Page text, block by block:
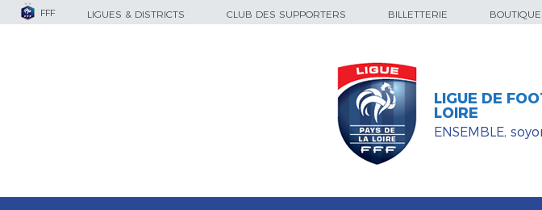
FFF LIGUES & DISTRICTS CLUB DES SUPPORTERS BILLETTERIE BOUTIQUE
LIGUE DE
LOIRE
ENSEMBLE,